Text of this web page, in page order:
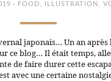
· FOOD ILLUSTRATION
japonais… Un an après
ce blog… Il était temps,
de faire durer cette
avec une certaine